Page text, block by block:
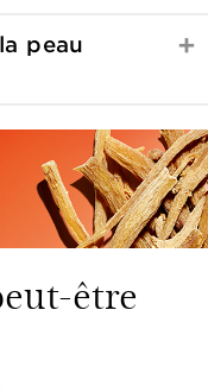
peau
être